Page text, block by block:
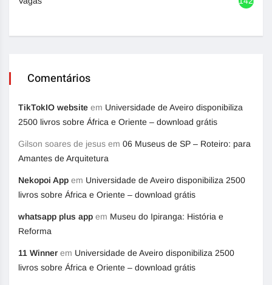
Comentários
TikTokIO website em Universidade de Aveiro disponibiliza
2500 livros sobre África e Oriente – download grátis
Gilson soares de jesus em 06 Museus de SP – Roteiro: para
Amantes de Arquitetura
Nekopoi App em Universidade de Aveiro disponibiliza 2500
livros sobre África e Oriente – download grátis
whatsapp plus app em Museu do Ipiranga: História e
Reforma
11 Winner em Universidade de Aveiro disponibiliza 2500
livros sobre África e Oriente – download grátis